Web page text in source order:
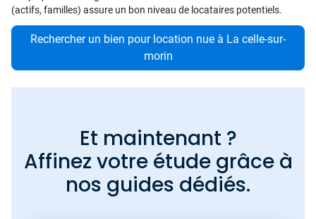
(actifs, familles) assure un bon niveau de locataires potentiels.
Rechercher un bien pour location nue à La celle-sur-
morin
Et maintenant ?
Affinez votre étude grâce à
nos guides dédiés.